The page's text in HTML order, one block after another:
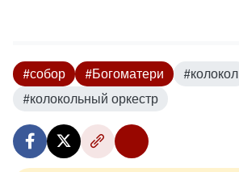
#собор #Богоматери
#колокол
#колокольный оркестр